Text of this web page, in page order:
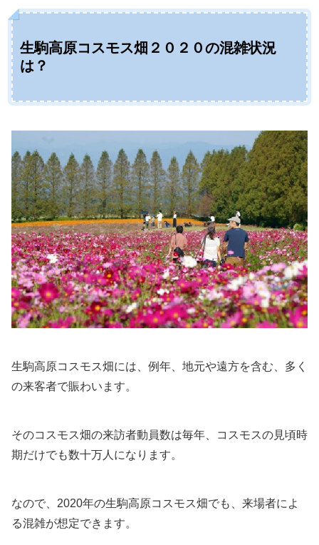
生駒高原コスモス畑２０２０の混雑状況
は？
生駒高原コスモス畑には、例年、地元や遠方を含む、多く
の来客者で賑わいます。
そのコスモス畑の来訪者動員数は毎年、コスモスの見頃時
期だけでも数十万人になります。
なので、2020年の生駒高原コスモス畑でも、来場者によ
る混雑が想定できます。